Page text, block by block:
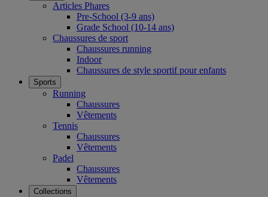
Articles Phares
Pre-School (3-9 ans)
Grade School (10-14 ans)
Chaussures de sport
Chaussures running
Indoor
Chaussures de style sportif pour enfants
Sports
Running
Chaussures
Vêtements
Tennis
Chaussures
Vêtements
Padel
Chaussures
Vêtements
Collections